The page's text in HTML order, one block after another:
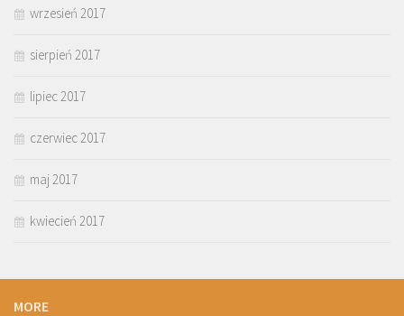
wrzesień 2017
sierpień 2017
lipiec 2017
czerwiec 2017
maj 2017
kwiecień 2017
MORE